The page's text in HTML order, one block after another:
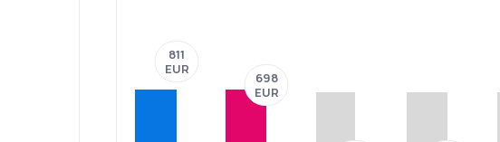
811
EUR
698
EUR